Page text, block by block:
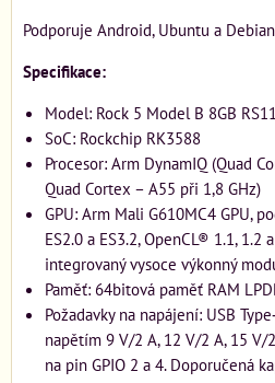
Podporuje Android, Ubuntu a
Specifikace:
Model: Rock 5 Model B 8GB
SoC: Rockchip RK3588
Procesor: Arm DynamIQ (Quad
Quad Cortex – A55 při 1,8 GHz)
GPU: Arm Mali G610MC4 GPU,
ES2.0 a ES3.2, OpenCL® 1.1, 1.2
integrovaný vysoce výkonný
Paměť: 64bitová paměť RAM
Požadavky na napájení: USB
napětím 9 V/2 A, 12 V/2 A, 15
na pin GPIO 2 a 4. Doporučená